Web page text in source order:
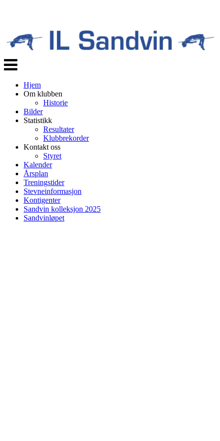
Veksle
navigasjon
Hjem
Om klubben
Historie
Bilder
Statistikk
Resultater
Klubbrekorder
Kontakt oss
Styret
Kalender
Årsplan
Treningstider
Stevneinformasjon
Kontigenter
Sandvin kolleksjon 2025
Sandvinløpet